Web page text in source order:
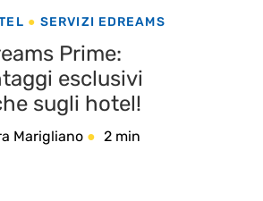
SERVIZI EDREAMS
Prime:
esclusivi
sugli hotel!
Marigliano 2 min